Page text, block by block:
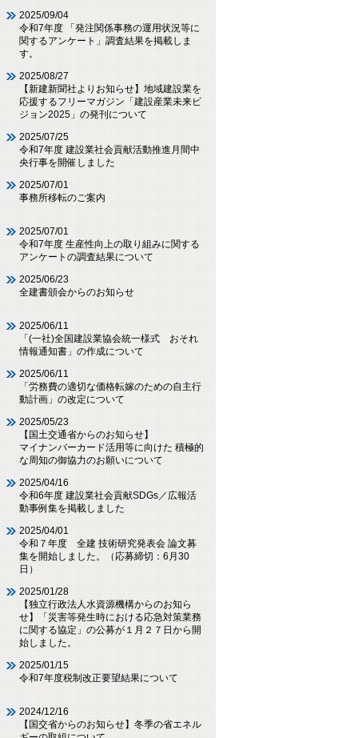
2025/09/04
令和7年度 「発注関係事務の運用状況等に
関するアンケート」調査結果を掲載しま
す。
2025/08/27
【新建新聞社よりお知らせ】地域建設業を
応援するフリーマガジン「建設産業未来ビ
ジョン2025」の発刊について
2025/07/25
令和7年度 建設業社会貢献活動推進月間中
央行事を開催しました
2025/07/01
事務所移転のご案内
2025/07/01
令和7年度 生産性向上の取り組みに関する
アンケートの調査結果について
2025/06/23
全建書頒会からのお知らせ
2025/06/11
「(一社)全国建設業協会統一様式 おそれ
情報通知書」の作成について
2025/06/11
「労務費の適切な価格転嫁のための自主行
動計画」の改定について
2025/05/23
【国土交通省からのお知らせ】
マイナンバーカード活用等に向けた 積極的
な周知の御協力のお願いについて
2025/04/16
令和6年度 建設業社会貢献SDGs／広報活
動事例集を掲載しました
2025/04/01
令和７年度 全建 技術研究発表会 論文募
集を開始しました。（応募締切：6月30
日）
2025/01/28
【独立行政法人水資源機構からのお知ら
せ】「災害等発生時における応急対策業務
に関する協定」の公募が１月２７日から開
始しました。
2025/01/15
令和7年度税制改正要望結果について
2024/12/16
【国交省からのお知らせ】冬季の省エネル